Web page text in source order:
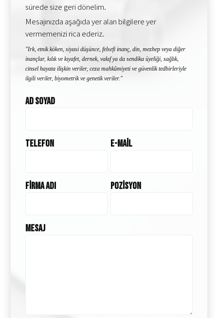
sürede size geri dönelim.
Mesajınızda aşağıda yer alan bilgilere yer
vermemenizi rica ederiz.
"Irk, etnik köken, siyasi düşünce, felsefi inanç, din, mezhep veya diğer
inançlar, kılık ve kıyafet, dernek, vakıf ya da sendika üyeliği, sağlık,
cinsel hayata ilişkin veriler, ceza mahkûmiyeti ve güvenlik tedbirleriyle
ilgili veriler, biyometrik ve genetik veriler."
Ad Soyad
Telefon E-Mail
Firma Adı Pozisyon
Mesaj